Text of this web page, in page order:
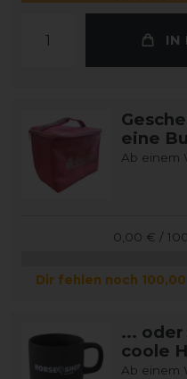
IN
eine
Ab einem
0,00 € /
Dir fehlen noch
...
coole
Ab einem